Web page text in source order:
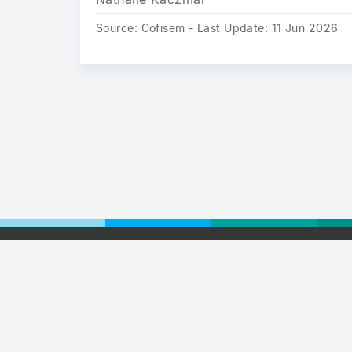
Source: Cofisem - Last Update: 11 Jun 2026